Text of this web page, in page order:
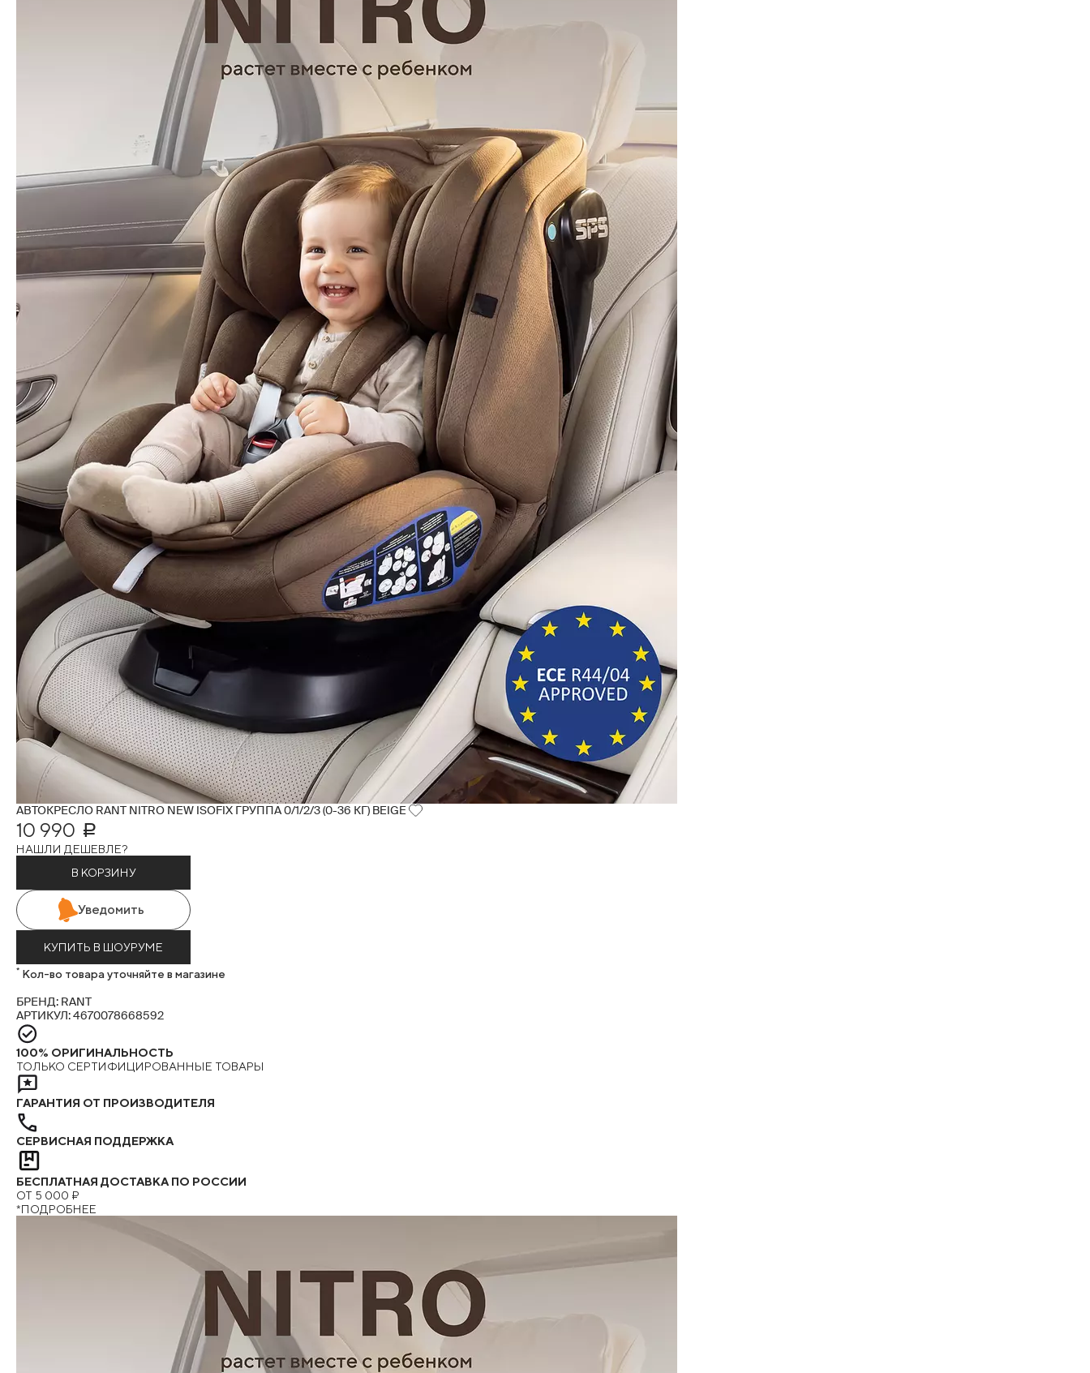
АВТОКРЕСЛО RANT NITRO NEW ISOFIX ГРУППА 0/1/2/3 (0-36 КГ) BEIGE
10 990
Р
НАШЛИ ДЕШЕВЛЕ?
В КОРЗИНУ
Уведомить
КУПИТЬ В ШОУРУМЕ
* Кол-во товара уточняйте в магазине
БРЕНД: RANT
АРТИКУЛ: 4670078668592
100% ОРИГИНАЛЬНОСТЬ
ТОЛЬКО СЕРТИФИЦИРОВАННЫЕ ТОВАРЫ
ГАРАНТИЯ ОТ ПРОИЗВОДИТЕЛЯ
СЕРВИСНАЯ ПОДДЕРЖКА
БЕСПЛАТНАЯ ДОСТАВКА ПО РОССИИ
ОТ 5 000 ₽
*ПОДРОБНЕЕ